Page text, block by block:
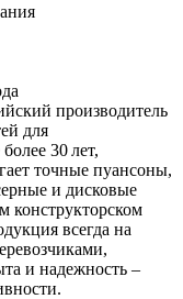
производитель
для
30 лет,
точные пуансоны,
и дисковые
конструкторском
всегда на
и надежность –